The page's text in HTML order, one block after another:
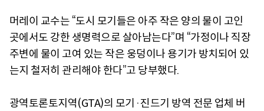
머레이 교수는 “도시 모기들은 아주 작은 양의 물이 고인
곳에서도 강한 생명력으로 살아남는다”며 “가정이나 직장
주변에 물이 고여 있는 작은 웅덩이나 용기가 방치되어 있
는지 철저히 관리해야 한다”고 당부했다.
광역토론토지역(GTA)의 모기·진드기 방역 전문 업체 버